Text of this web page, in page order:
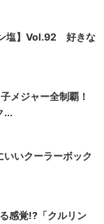
ン塩】Vol.92 好きな
メジャー全制覇！
...
いクーラーボック
感覚!?「クルリン